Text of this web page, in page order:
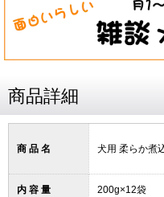
商品詳細
商 品 名 犬用 柔らか煮
内 容 量 200g×12袋